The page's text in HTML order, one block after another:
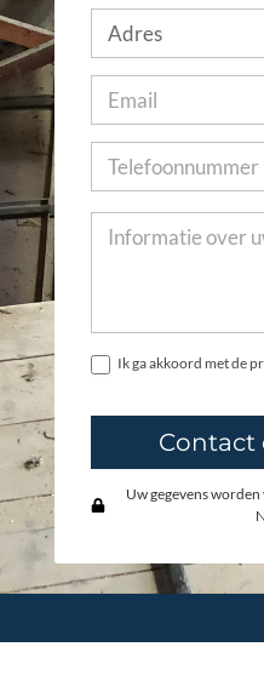
Ik ga akkoord met de
Contact
Uw gegevens